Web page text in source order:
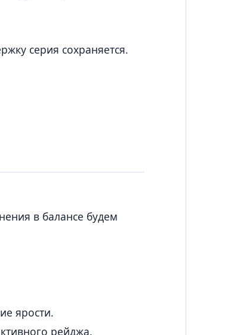
серия сохраняется.
в балансе будем
ярости.
рейджа.